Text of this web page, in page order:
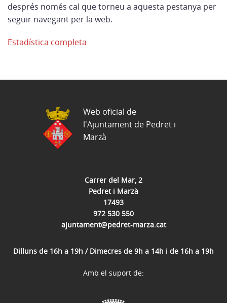
després només cal que torneu a aquesta pestanya per
seguir navegant per la web.
Estadística completa
Carrer del Mar, 2
Pedret i Marzà
17493
972 530 550
ajuntament@pedret-marza.cat
Dilluns de 16h a 19h / Dimecres de 9h a 14h i de 16h a 19h
Web oficial de
l'Ajuntament de Pedret i
Marzà
Amb el suport de: